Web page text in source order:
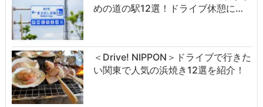
めの道の駅12選！ドライブ休憩に…
＜Drive! NIPPON＞ドライブで行きた
い関東で人気の浜焼き12選を紹介！